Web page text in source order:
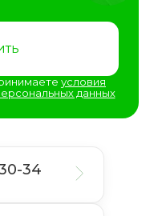
условия
данных
34